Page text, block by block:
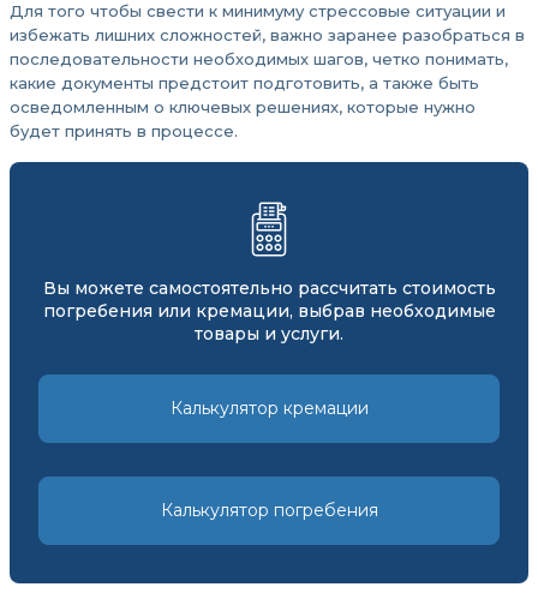
Для того чтобы свести к минимуму стрессовые ситуации и
избежать лишних сложностей, важно заранее разобраться в
последовательности необходимых шагов, четко понимать,
какие документы предстоит подготовить, а также быть
осведомленным о ключевых решениях, которые нужно
будет принять в процессе.
Вы можете самостоятельно рассчитать стоимость
погребения или кремации, выбрав необходимые
товары и услуги.
Калькулятор кремации
Калькулятор погребения